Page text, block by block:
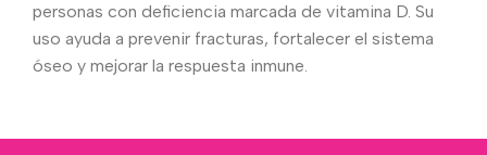
personas con deficiencia marcada de vitamina D. Su
uso ayuda a prevenir fracturas, fortalecer el sistema
óseo y mejorar la respuesta inmune.